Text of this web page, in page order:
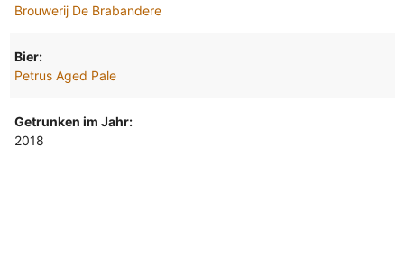
Brouwerij De Brabandere
Bier:
Petrus Aged Pale
Getrunken im Jahr:
2018